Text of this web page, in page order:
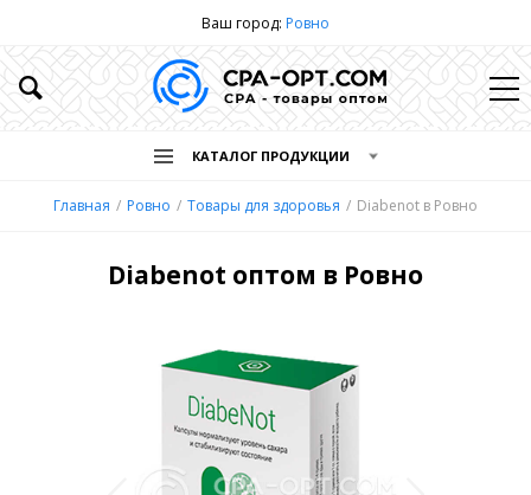
Ваш город: Ровно
КАТАЛОГ ПРОДУКЦИИ
Главная Ровно Товары для здоровья Diabenot в Ровно
Diabenot оптом в Ровно